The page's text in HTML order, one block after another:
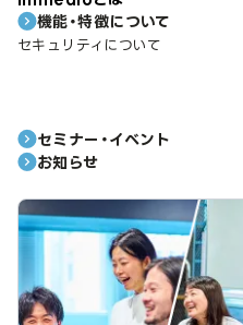
機能・特徴について
セキュリティについて
セミナー・イベント
お知らせ